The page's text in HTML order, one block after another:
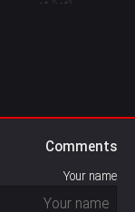
Comments
Your name